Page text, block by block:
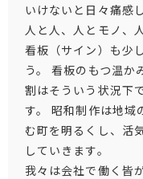
いけないと日々痛感
人と人、人とモノ、
看板（サイン）も少
う。 看板のもつ温か
割はそういう状況下
す。 昭和制作は地域
む町を明るくし、活
していきます。
我々は会社で働く皆